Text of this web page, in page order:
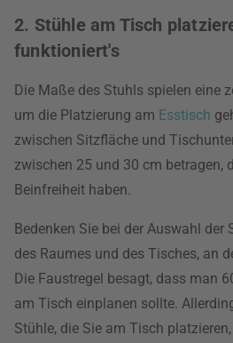
2. Stühle am Tisch
funktioniert's
Die Maße des Stuhls spielen eine
um die Platzierung am Esstisch
zwischen Sitzfläche und
zwischen 25 und 30 cm betragen,
Beinfreiheit haben.
Bedenken Sie bei der Auswahl der
des Raumes und des Tisches, an
Die Faustregel besagt, dass man
am Tisch einplanen sollte.
Stühle, die Sie am Tisch